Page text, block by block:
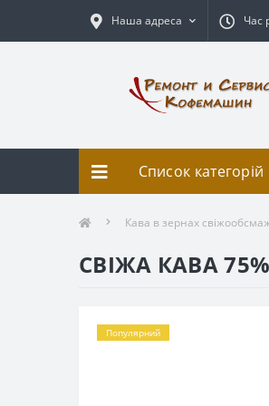
Наша адреса Час
Список категорій
Кава в зернах
СВІЖА КАВА
Популярний